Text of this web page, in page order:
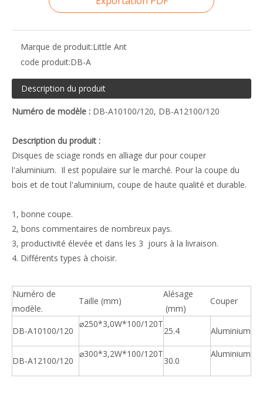
Marque de produit:Little Ant
code produit:DB-A
Description du produit
Numéro de modèle : DB-A10100/120, DB-A12100/120
Description du produit :
Disques de sciage ronds en alliage dur pour couper
l'aluminium. Il est populaire sur le marché. Pour la coupe du
bois et de tout l'aluminium, coupe de haute qualité et durable.
1, bonne coupe.
2, bons commentaires de nombreux pays.
3, productivité élevée et dans les 3 jours à la livraison.
4. Différents types à choisir.
Numéro de
modèle.
Taille (mm)
Alésage
(mm)
Couper
DB-A10100/120
⌀250*3,0W*100/120T
25.4 Aluminium
DB-A12100/120
⌀300*3,2W*100/120T
30.0
Aluminium